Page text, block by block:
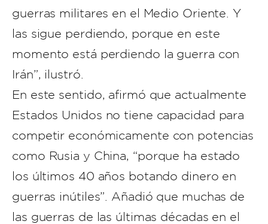
guerras militares en el Medio Oriente. Y
las sigue perdiendo, porque en este
momento está perdiendo la guerra con
Irán”, ilustró.
En este sentido, afirmó que actualmente
Estados Unidos no tiene capacidad para
competir económicamente con potencias
como Rusia y China, “porque ha estado
los últimos 40 años botando dinero en
guerras inútiles”. Añadió que muchas de
las guerras de las últimas décadas en el